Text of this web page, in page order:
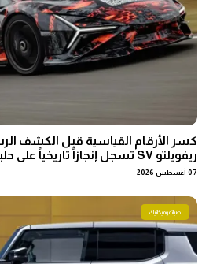
كسر الأرقام القياسية قبل الكشف
ريفويلتو SV تسجل إنجازاً تاريخياً على حلبة هوكنهايم
07 أغسطس 2026
صيانة وميكانيك